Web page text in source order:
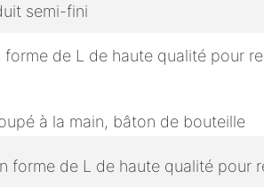
semi-fini
à la main, bâton de bouteille